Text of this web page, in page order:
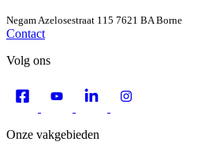
Negam Azelosestraat 115 7621 BA Borne
Contact
Volg ons
Onze vakgebieden